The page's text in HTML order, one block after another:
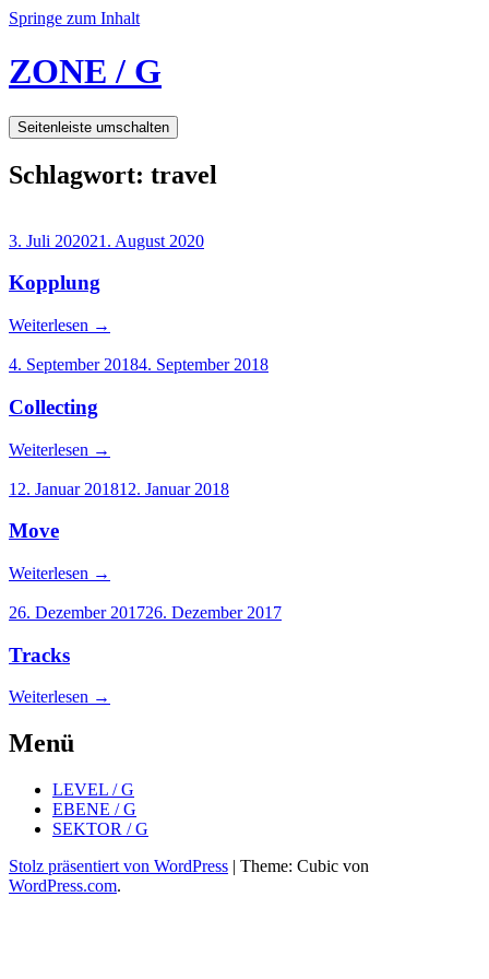
Springe zum Inhalt
ZONE / G
Seitenleiste umschalten
Schlagwort: travel
3. Juli 202021. August 2020
Kopplung
Weiterlesen →
4. September 20184. September 2018
Collecting
Weiterlesen →
12. Januar 201812. Januar 2018
Move
Weiterlesen →
26. Dezember 201726. Dezember 2017
Tracks
Weiterlesen →
Menü
LEVEL / G
EBENE / G
SEKTOR / G
Stolz präsentiert von WordPress | Theme: Cubic von
WordPress.com.